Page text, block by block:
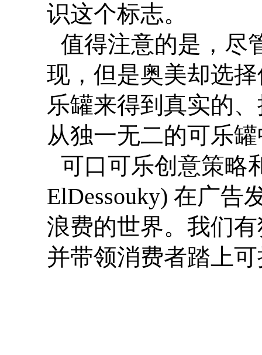
识这个标志。
值得注意的是，尽
现，但是奥美却选
乐罐来得到真实的
从独一无二的可乐
可口可乐创意策略
ElDessouky) 在广告
浪费的世界。我们
并带领消费者踏上